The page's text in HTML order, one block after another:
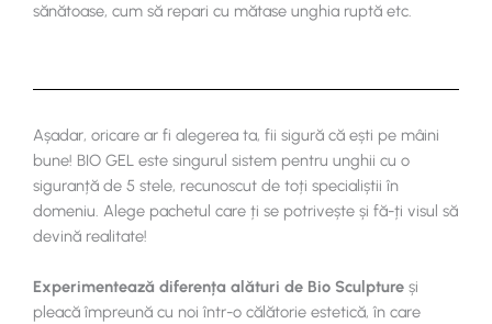
sănătoase, cum să repari cu mătase unghia ruptă etc.
Așadar, oricare ar fi alegerea ta, fii sigură că ești pe mâini
bune! BIO GEL este singurul sistem pentru unghii cu o
siguranță de 5 stele, recunoscut de toți specialiștii în
domeniu. Alege pachetul care ți se potrivește și fă-ți visul să
devină realitate!
Experimentează diferența alături de Bio Sculpture și
pleacă împreună cu noi într-o călătorie estetică, în care